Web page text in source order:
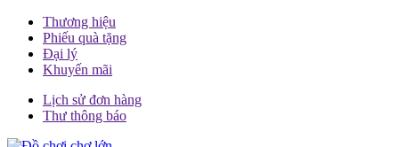
Thương hiệu
Phiếu quà tặng
Đại lý
Khuyến mãi
Lịch sử đơn hàng
Thư thông báo